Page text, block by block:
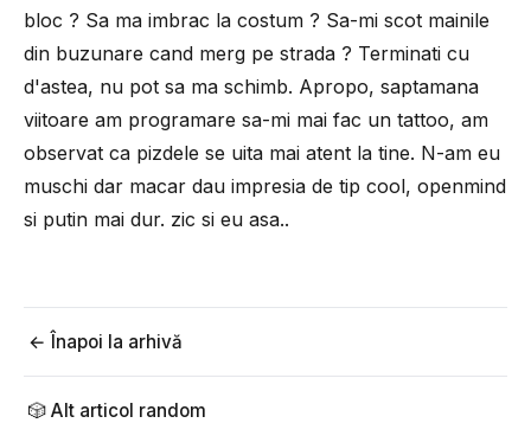
bloc ? Sa ma imbrac la costum ? Sa-mi scot mainile
din buzunare cand merg pe strada ? Terminati cu
d'astea, nu pot sa ma schimb. Apropo, saptamana
viitoare am programare sa-mi mai fac un tattoo, am
observat ca pizdele se uita mai atent la tine. N-am eu
muschi dar macar dau impresia de tip cool, openmind
si putin mai dur. zic si eu asa..
← Înapoi la arhivă
🎲 Alt articol random